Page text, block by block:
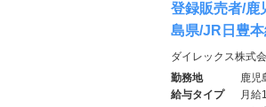
登録販売者/鹿
島県/JR日豊
ダイレックス株式
勤務地
鹿児
給与タイプ
月給